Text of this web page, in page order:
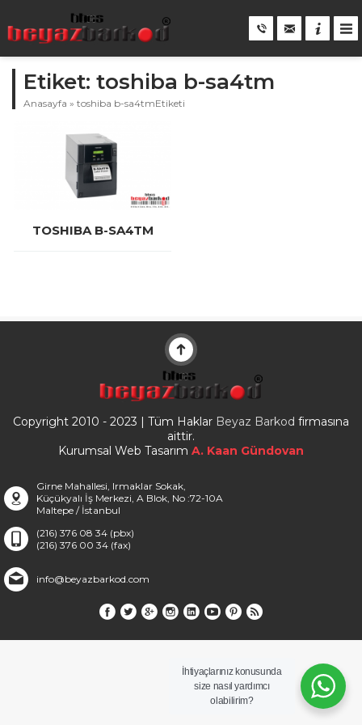
Etiket: toshiba b-sa4tm
Anasayfa » toshiba b-sa4tmEtiketi
TOSHIBA B-SA4TM
Copyright 2010 - 2023 | Tüm Haklar Beyaz Barkod firmasına
aittir.
Kurumsal Web Tasarım A. Kaan Gündovan
Girne Mahallesi, Irmaklar Sokak,
Küçükyalı İş Merkezi, A Blok, No :72-10A
Maltepe / İstanbul
(216) 376 08 34 (pbx)
(216) 376 00 34 (fax)
info@beyazbarkod.com
İhtiyaçlarınız konusunda
size nasıl yardımcı
olabilirim?